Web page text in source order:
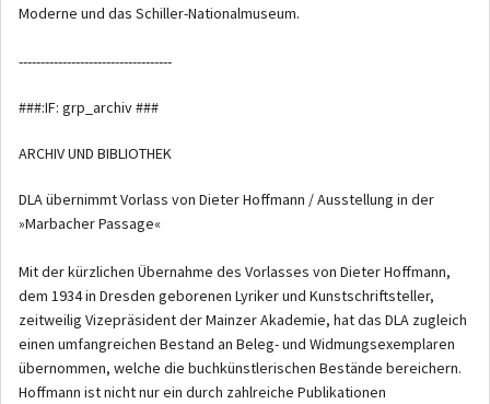
Moderne und das Schiller-Nationalmuseum.
-----------------------------------
###:IF: grp_archiv ###
ARCHIV UND BIBLIOTHEK
DLA übernimmt Vorlass von Dieter Hoffmann / Ausstellung in der
»Marbacher Passage«
Mit der kürzlichen Übernahme des Vorlasses von Dieter Hoffmann,
dem 1934 in Dresden geborenen Lyriker und Kunstschriftsteller,
zeitweilig Vizepräsident der Mainzer Akademie, hat das DLA zugleich
einen umfangreichen Bestand an Beleg- und Widmungsexemplaren
übernommen, welche die buchkünstlerischen Bestände bereichern.
Hoffmann ist nicht nur ein durch zahlreiche Publikationen